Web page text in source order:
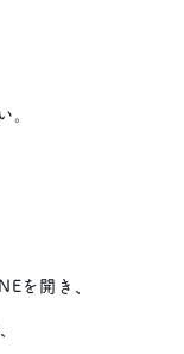
を開き、